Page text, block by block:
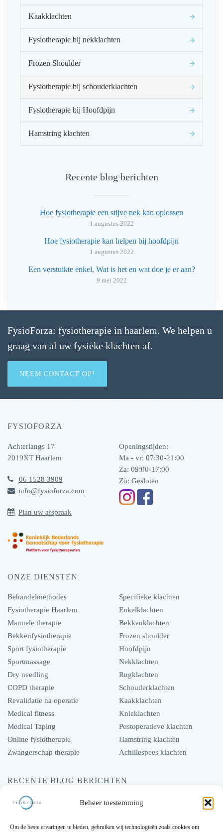
Beheer toestemming
Om de beste ervaringen te bieden, gebruiken wij technologieën zoals cookies om
Kaakklachten
Fysiotherapie bij nekklachten
Frozen Shoulder
Fysiotherapie bij schouderklachten
Fysiotherapie bij Hoofdpijn
Hamstring klachten
Recente blog berichten
Hoe fysiotherapie een stijve nek kan oplossen
1 augustus 2022
Hoe fysiotherapie kan helpen bij hoofdpijn
1 augustus 2022
Een verstuikte enkel, Wat is het en wat doe je er aan?
9 mei 2022
FysioForza: fysiotherapie in haarlem. We helpen u
graag van al uw fysieke klachten af.
NEEM CONTACT OP!
FYSIOFORZA
Achterlangs 17
2019XT Haarlem
06 1528 3909
info@fysioforza.com
Plan uw afspraak
Openingstijden:
Ma - vr: 07:30-21:00
Za: 09:00-17:00
Zo: Gesloten
ONZE DIENSTEN
Behandelmethodes
Fysiotherapie Haarlem
Manuele therapie
Bekkenfysiotherapie
Sport fysiotherapie
Sportmassage
Dry needling
COPD therapie
Revalidatie na operatie
Medical fitness
Medical Taping
Online fysiotherapie
Zwangerschap therapie
Specifieke klachten
Enkelklachten
Bekkenklachten
Frozen shoulder
Hoofdpijn
Nekklachten
Rugklachten
Schouderklachten
Kaakklachten
Knieklachten
Postoperatieve klachten
Hamstring klachten
Achillespees klachten
RECENTE BLOG BERICHTEN
Hoe fysiotherapie een stijve nek kan oplossen